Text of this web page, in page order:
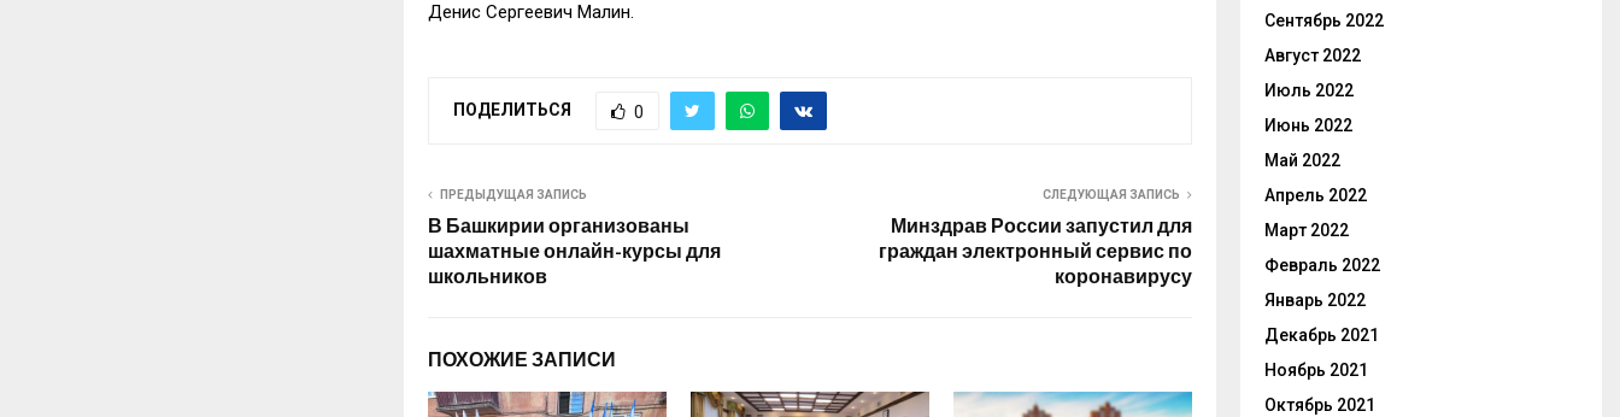
Денис Сергеевич Малин.
ПОДЕЛИТЬСЯ 0
ПРЕДЫДУЩАЯ ЗАПИСЬ
В Башкирии организованы
шахматные онлайн-курсы для
школьников
СЛЕДУЮЩАЯ ЗАПИСЬ
Минздрав России запустил для
граждан электронный сервис по
коронавирусу
ПОХОЖИЕ ЗАПИСИ
Сентябрь 2022
Август 2022
Июль 2022
Июнь 2022
Май 2022
Апрель 2022
Март 2022
Февраль 2022
Январь 2022
Декабрь 2021
Ноябрь 2021
Октябрь 2021